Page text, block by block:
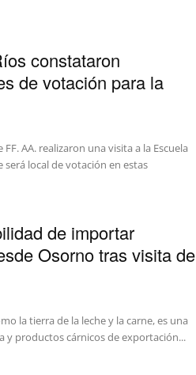
constataron
de votación para la
AA. realizaron una visita a la Escuela
será local de votación en estas
de importar
Osorno tras visita de
la tierra de la leche y la carne, es una
y productos cárnicos de exportación...